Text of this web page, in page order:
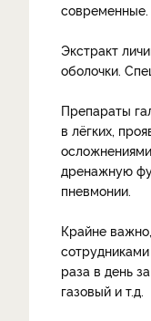
современные.
Экстракт
оболочки.
Препараты
в лёгких,
дренажную
пневмонии.
Крайне
раза в день
газовый и т.д.